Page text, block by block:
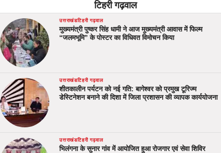
टिहरी गढ़वाल
उत्तराखंडटिहरी गढ़वाल
मुख्यमंत्री पुष्कर सिंह धामी ने आज मुख्यमंत्री आवास में फिल्म
“जलमभूमि” के पोस्टर का विधिवत विमोचन किया
उत्तराखंडटिहरी गढ़वाल
शीतकालीन पर्यटन को नई गति: बागेश्वर को प्रमुख टूरिज्म
डेस्टिनेशन बनाने की दिशा में जिला प्रशासन की व्यापक कार्ययोजना
उत्तराखंडटिहरी गढ़वाल
भिलंगना के सुनार गांव में आयोजित हुआ रोजगार एवं सेवा शिविर